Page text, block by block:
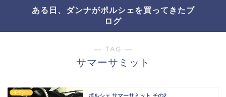
ある日、ダンナがポルシェを買ってきたブ
ログ
― TAG ―
サマーサミット
イベント
ポルシェ サマーサミット その2